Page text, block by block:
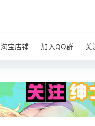
淘宝店铺 加入QQ群 关